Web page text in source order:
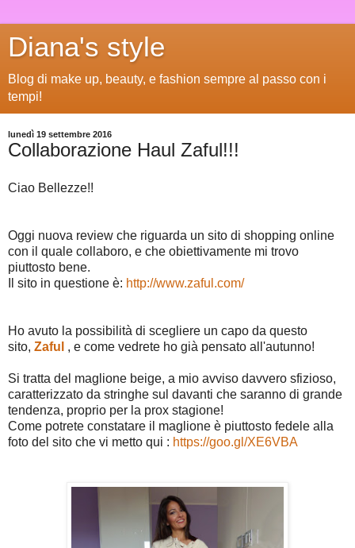
Diana's style
Blog di make up, beauty, e fashion sempre al passo con i
tempi!
lunedì 19 settembre 2016
Collaborazione Haul Zaful!!!
Ciao Bellezze!!
Oggi nuova review che riguarda un sito di shopping online
con il quale collaboro, e che obiettivamente mi trovo
piuttosto bene.
Il sito in questione è: http://www.zaful.com/
Ho avuto la possibilità di scegliere un capo da questo
sito, Zaful , e come vedrete ho già pensato all'autunno!
Si tratta del maglione beige, a mio avviso davvero sfizioso,
caratterizzato da stringhe sul davanti che saranno di grande
tendenza, proprio per la prox stagione!
Come potrete constatare il maglione è piuttosto fedele alla
foto del sito che vi metto qui : https://goo.gl/XE6VBA